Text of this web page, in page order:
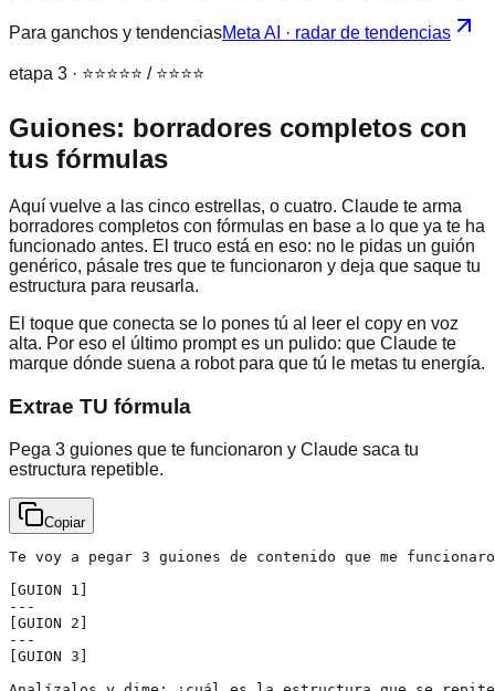
Para ganchos y tendenciasMeta AI · radar de tendencias
etapa 3 · ⭐⭐⭐⭐⭐ / ⭐⭐⭐⭐
Guiones: borradores completos con
tus fórmulas
Aquí vuelve a las cinco estrellas, o cuatro. Claude te arma
borradores completos con fórmulas en base a lo que ya te ha
funcionado antes. El truco está en eso: no le pidas un guión
genérico, pásale tres que te funcionaron y deja que saque tu
estructura para reusarla.
El toque que conecta se lo pones tú al leer el copy en voz
alta. Por eso el último prompt es un pulido: que Claude te
marque dónde suena a robot para que tú le metas tu energía.
Extrae TU fórmula
Pega 3 guiones que te funcionaron y Claude saca tu
estructura repetible.
Copiar
Te voy a pegar 3 guiones de contenido que me
[GUION 1]
---
[GUION 2]
---
[GUION 3]